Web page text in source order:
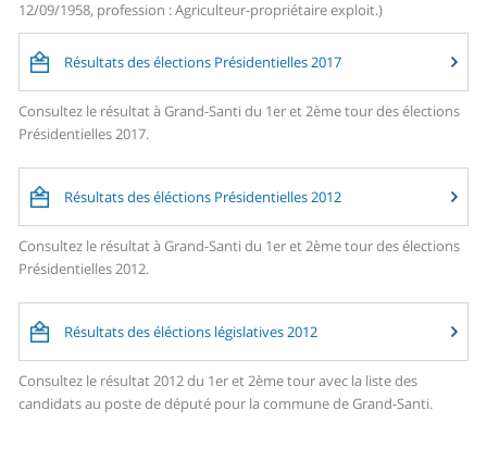
12/09/1958, profession : Agriculteur-propriétaire exploit.)
Résultats des élections Présidentielles 2017
Consultez le résultat à Grand-Santi du 1er et 2ème tour des élections
Présidentielles 2017.
Résultats des éléctions Présidentielles 2012
Consultez le résultat à Grand-Santi du 1er et 2ème tour des élections
Présidentielles 2012.
Résultats des éléctions législatives 2012
Consultez le résultat 2012 du 1er et 2ème tour avec la liste des
candidats au poste de député pour la commune de Grand-Santi.